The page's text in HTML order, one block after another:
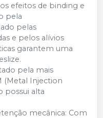
efeitos de binding e
pela
pelas
e pelos alívios
garantem uma
pela mais
(Metal Injection
possui alta
mecânica: Com